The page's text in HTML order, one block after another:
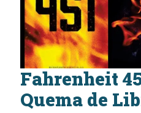
Fahrenheit
Quema de